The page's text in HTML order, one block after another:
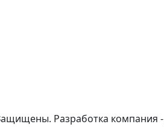
Разработка компания -